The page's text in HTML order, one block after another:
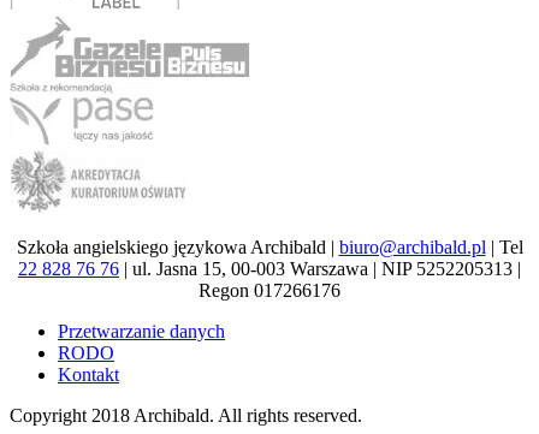
Szkoła angielskiego językowa Archibald | biuro@archibald.pl | Tel
22 828 76 76 | ul. Jasna 15, 00-003 Warszawa | NIP 5252205313 |
Regon 017266176
Przetwarzanie danych
RODO
Kontakt
Copyright 2018 Archibald. All rights reserved.